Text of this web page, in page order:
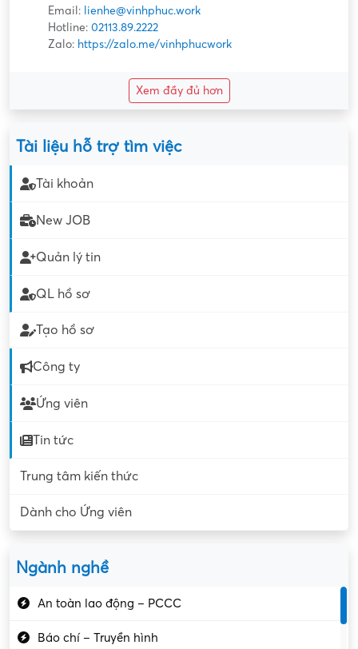
Email: lienhe@vinhphuc.work
Hotline: 02113.89.2222
Zalo: https://zalo.me/vinhphucwork
Xem đầy đủ hơn
Tài liệu hỗ trợ tìm việc
Tài khoản
New JOB
Quản lý tin
QL hồ sơ
Tạo hồ sơ
Công ty
Ứng viên
Tin tức
Trung tâm kiến thức
Dành cho Ứng viên
Ngành nghề
An toàn lao động – PCCC
Báo chí – Truyền hình